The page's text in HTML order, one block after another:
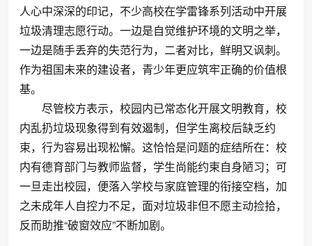
人心中深深的印记，不少高校在学雷锋系列活动中开展
垃圾清理志愿行动。一边是自觉维护环境的文明之举，
一边是随手丢弃的失范行为，二者对比，鲜明又讽刺。
作为祖国未来的建设者，青少年更应筑牢正确的价值根
基。
尽管校方表示，校园内已常态化开展文明教育，校
内乱扔垃圾现象得到有效遏制，但学生离校后缺乏约
束，行为容易出现松懈。这恰恰是问题的症结所在：校
内有德育部门与教师监督，学生尚能约束自身陋习；可
一旦走出校园，便落入学校与家庭管理的衔接空档，加
之未成年人自控力不足，面对垃圾非但不愿主动捡拾，
反而助推“破窗效应”不断加剧。